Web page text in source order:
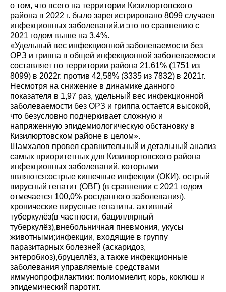
о том, что всего на территории Кизилюртовского
района в 2022 г. было зарегистрировано 8099 случаев
инфекционных заболеваний,и это по сравнению с
2021 годом выше на 3,4%.
«Удельный вес инфекционной заболеваемости без
ОРЗ и гриппа в общей инфекционной заболеваемости
составляет по территории района 21,61% (1751 из
8099) в 2022г. против 42,58% (3335 из 7832) в 2021г.
Несмотря на снижение в динамике данного
показателя в 1,97 раз, удельный вес инфекционной
заболеваемости без ОРЗ и гриппа остается высокой,
что безусловно подчеркивает сложную и
напряженную эпидемиологическую обстановку в
Кизилюртовском районе в целом».
Шамхалов провел сравнительный и детальный анализ
самых приоритетных для Кизилюртовского района
инфекционных заболеваний, которыми
являются:острые кишечные инфекции (ОКИ), острый
вирусный гепатит (ОВГ) (в сравнении с 2021 годом
отмечается 100,0% ростданного заболевания),
хронические вирусные гепатиты, активный
туберкулёз(в частности, бациллярный
туберкулёз),внебольничная пневмония, укусы
животными;инфекции, входящие в группу
паразитарных болезней (аскаридоз,
энтеробиоз),бруцеллёз, а также инфекционные
заболевания управляемые средствами
иммунопрофилактики: полиомиелит, корь, коклюш и
эпидемический паротит.